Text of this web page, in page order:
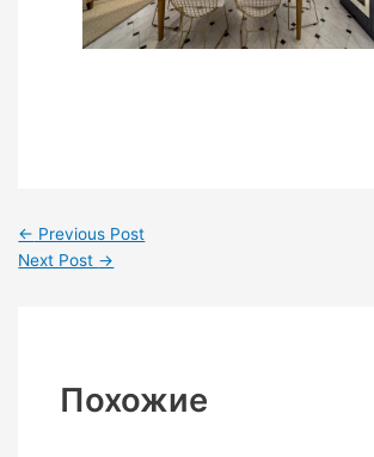
← Previous Post
Next Post →
Похожие